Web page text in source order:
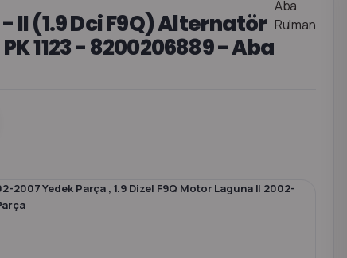
II (1.9 Dci F9Q) Alternatör
1123 - 8200206889 - Aba
Aba
Rulman
2007 Yedek Parça , 1.9 Dizel F9Q Motor Laguna II 2002-